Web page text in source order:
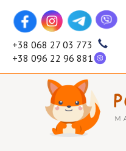
+38 068 27 03 773
+38 096 22 96 881